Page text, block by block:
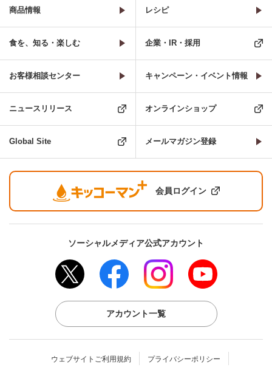
商品情報 レシピ
食を、知る・楽しむ 企業・IR・採用
お客様相談センター キャンペーン・イベント情報
ニュースリリース オンラインショップ
Global Site メールマガジン登録
会員ログイン
ソーシャルメディア公式アカウント
アカウント一覧
ウェブサイトご利用規約 プライバシーポリシー